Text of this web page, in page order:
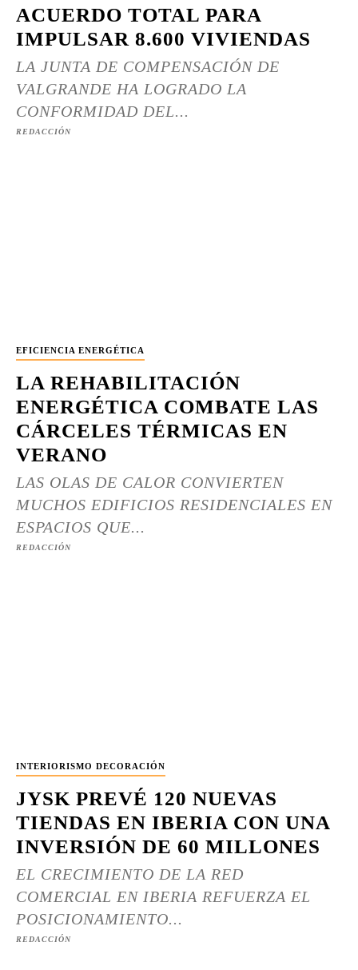
ACUERDO TOTAL PARA
IMPULSAR 8.600 VIVIENDAS
LA JUNTA DE COMPENSACIÓN DE
VALGRANDE HA LOGRADO LA
CONFORMIDAD DEL...
REDACCIÓN
EFICIENCIA ENERGÉTICA
LA REHABILITACIÓN
ENERGÉTICA COMBATE LAS
CÁRCELES TÉRMICAS EN
VERANO
LAS OLAS DE CALOR CONVIERTEN
MUCHOS EDIFICIOS RESIDENCIALES EN
ESPACIOS QUE...
REDACCIÓN
INTERIORISMO DECORACIÓN
JYSK PREVÉ 120 NUEVAS
TIENDAS EN IBERIA CON UNA
INVERSIÓN DE 60 MILLONES
EL CRECIMIENTO DE LA RED
COMERCIAL EN IBERIA REFUERZA EL
POSICIONAMIENTO...
REDACCIÓN